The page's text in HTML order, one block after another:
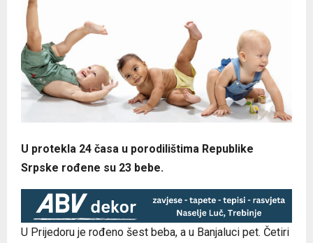
U protekla 24 časa u porodilištima Republike
Srpske rođene su 23 bebe.
U Prijedoru je rođeno šest beba, a u Banjaluci pet. Četiri